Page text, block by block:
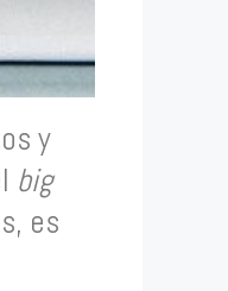
y
big
es